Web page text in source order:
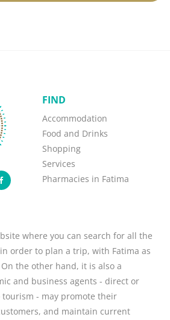
where you can search for all the
order to plan a trip, with Fatima as
the other hand, it is also a
and business agents - direct or
- may promote their
and maintain current
FIND
Accommodation
Food and Drinks
Shopping
Services
Pharmacies in Fatima